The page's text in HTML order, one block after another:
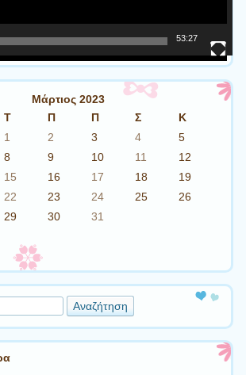
53:27
Μάρτιος 2023
Τ Π Π Σ
Κ
1
2 3 4
5
8 9 10 11
12
15 16 17 18
19
22 23 24 25
26
29 30 31